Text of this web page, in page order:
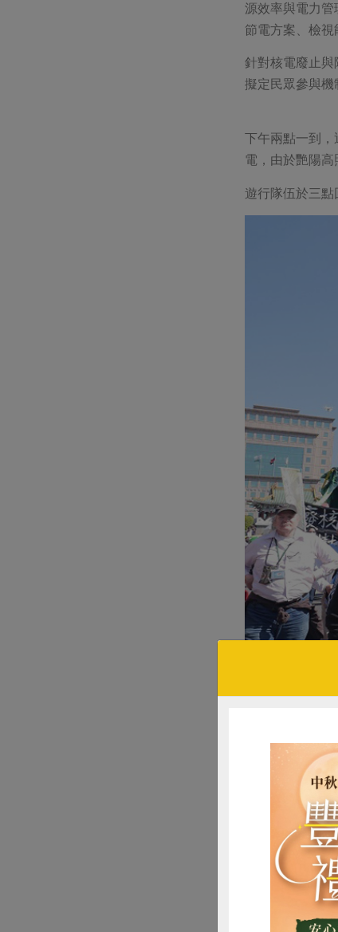
源效率與電力
節電方案、檢視
針對核電廢止
擬定民眾參與機
下午兩點一到
電，由於艷陽高
遊行隊伍於三點
▲台灣主婦聯